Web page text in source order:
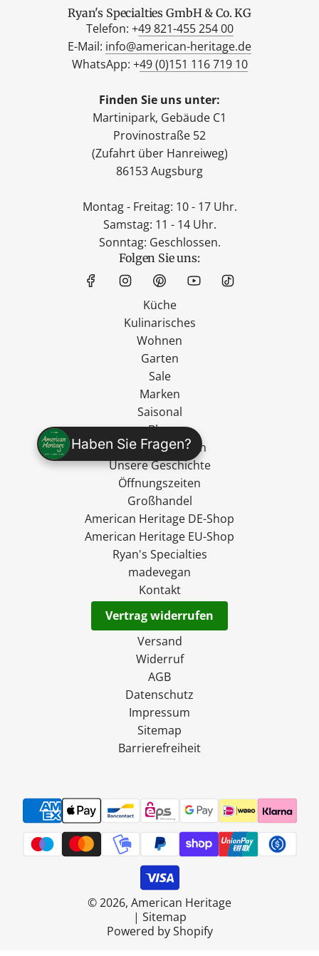
Haben Sie Fragen?
Ryan's Specialties GmbH & Co. KG
Telefon: +49 821-455 254 00
E-Mail: info@american-heritage.de
WhatsApp: +49 (0)151 116 719 10
Finden Sie uns unter:
Martinipark, Gebäude C1
Provinostraße 52
(Zufahrt über Hanreiweg)
86153 Augsburg
Montag - Freitag: 10 - 17 Uhr.
Samstag: 11 - 14 Uhr.
Sonntag: Geschlossen.
Folgen Sie uns:
Küche
Kulinarisches
Wohnen
Garten
Sale
Marken
Saisonal
Blog
Gutschein kaufen
Unsere Geschichte
Öffnungszeiten
Großhandel
American Heritage DE-Shop
American Heritage EU-Shop
Ryan's Specialties
madevegan
Kontakt
Vertrag widerrufen
Versand
Widerruf
AGB
Datenschutz
Impressum
Sitemap
Barrierefreiheit
© 2026, American Heritage
| Sitemap
Powered by Shopify